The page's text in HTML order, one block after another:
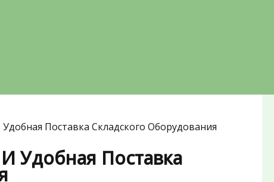
Поставка Складского Оборудования
Удобная Поставка